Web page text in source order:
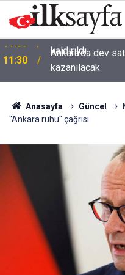
11:30
Ankara’da dev
kazanılacak
Anasayfa Güncel
"Ankara ruhu" çağrısı